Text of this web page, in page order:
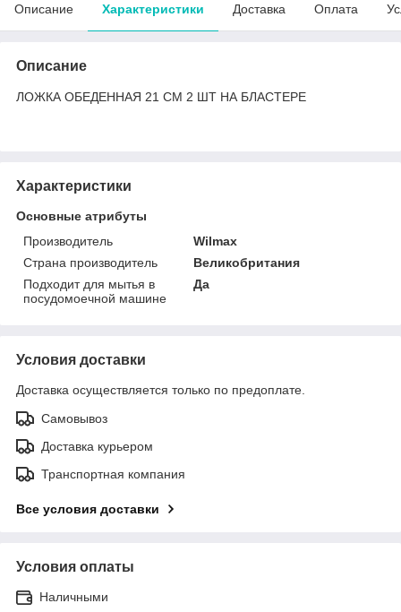
Описание Характеристики Доставка Оплата
Описание
ЛОЖКА ОБЕДЕННАЯ 21 СМ 2 ШТ НА БЛАСТЕРЕ
Характеристики
Основные атрибуты
Производитель
Wilmax
Страна производитель
Великобритания
Подходит для мытья в
посудомоечной машине
Да
Условия доставки
Доставка осуществляется только по предоплате.
Самовывоз
Доставка курьером
Транспортная компания
Все условия доставки
Условия оплаты
Наличными